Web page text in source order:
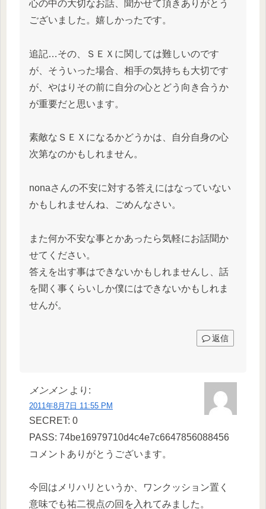
心の中の大切なお話、聞かせて頂きありがとう
ございました。嬉しかったです。
追記…その、ＳＥＸに関しては難しいのです
が、そういった場合、相手の気持ちも大切です
が、やはりその前に自分の心とどう向き合うか
が重要だと思います。
素敵なＳＥＸになるかどうかは、自分自身の心
次第なのかもしれません。
nonaさんの不安に対する答えにはなっていない
かもしれませんね、ごめんなさい。
また何か不安な事とかあったら気軽にお話聞か
せてください。
答えを出す事はできないかもしれませんし、話
を聞く事くらいしか僕にはできないかもしれま
せんが。
返信
メンメン より:
2011年8月7日 11:55 PM
SECRET: 0
PASS: 74be16979710d4c4e7c6647856088456
コメントありがとうございます。
今回はメリハリというか、ワンクッション置く
意味でも祐二視点の回を入れてみました。